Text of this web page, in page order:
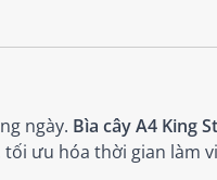
ngày. Bìa cây A4 King
ưu hóa thời gian làm